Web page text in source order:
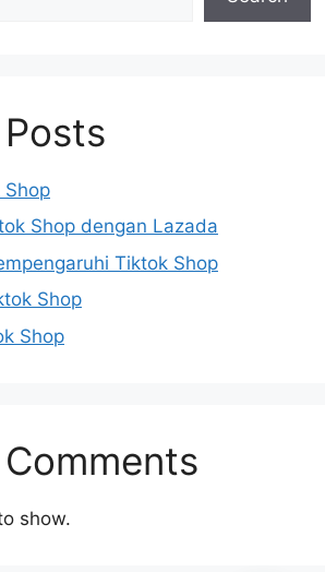
Shop
Shop dengan Lazada
Tiktok Shop
Shop
Shop
show.